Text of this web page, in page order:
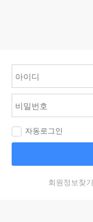
자동로그인
회원정보찾기